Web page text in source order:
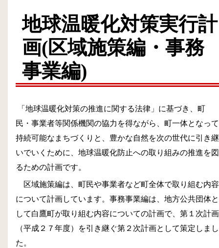
地球温暖化対策実行計
画(区域施策編・事務
事業編)
「地球温暖化対策の推進に関する法律」に基づき、町
民・事業者等関係機関の協力を得ながら、町一体となって
持続可能なまちづくりと、豊かな自然を次の世代に引き継
いでいくために、地球温暖化防止への取り組みの推進を図
るための計画です。
区域施策編は、町民や事業者など町全体で取り組む内容
について計画しています。事務事業編は、地方公共団体と
して白鷹町が取り組む内容についての計画で、第１次計画
（平成２７年度）を引き継ぐ第２次計画として策定しまし
た。